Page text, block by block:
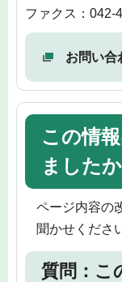
ファクス：042-
お問い合
この情
ました
ページ内容の
聞かせくださ
質問：こ